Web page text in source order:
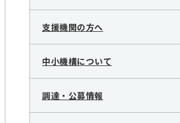
支援機関の方へ
中小機構について
調達・公募情報